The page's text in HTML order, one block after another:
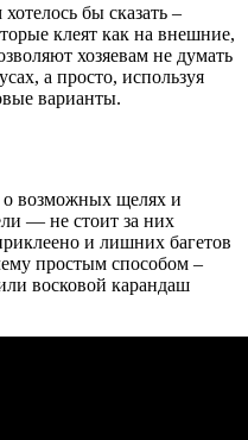
бы сказать –
клеят как на внешние,
хозяевам не думать
а просто, используя
варианты.
о возможных щелях и
— не стоит за них
и лишних багетов
простым способом –
восковой карандаш